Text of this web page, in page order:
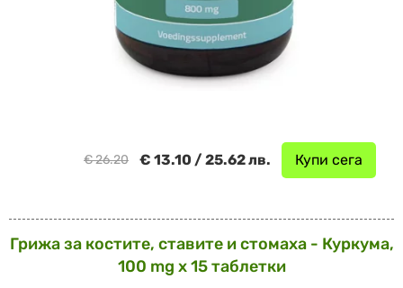
Купи сега
€ 13.10 / 25.62 лв.
€ 26.20
Грижа за костите, ставите и стомаха - Куркума,
100 mg х 15 таблетки